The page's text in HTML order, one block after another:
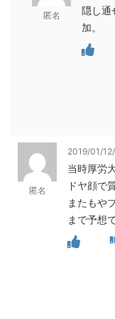
匿名
隠し通
加。
匿名
2019/01/
当時厚労
ドヤ顔で
またもや
まで予想